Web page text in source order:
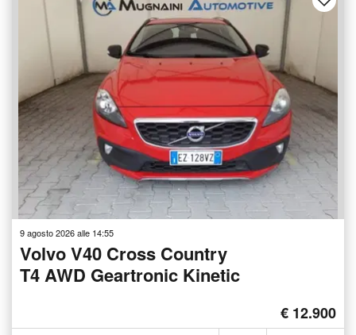
9 agosto 2026 alle 14:55
Volvo V40 Cross Country
T4 AWD Geartronic Kinetic
€ 12.900